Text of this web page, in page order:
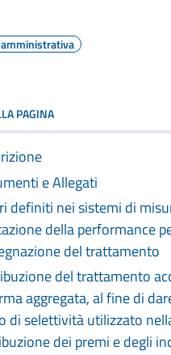
PAGINA
e Allegati
definiti nei sistemi di
della performance
del trattamento
del trattamento
aggregata, al fine di
di selettività utilizzato
dei premi e degli